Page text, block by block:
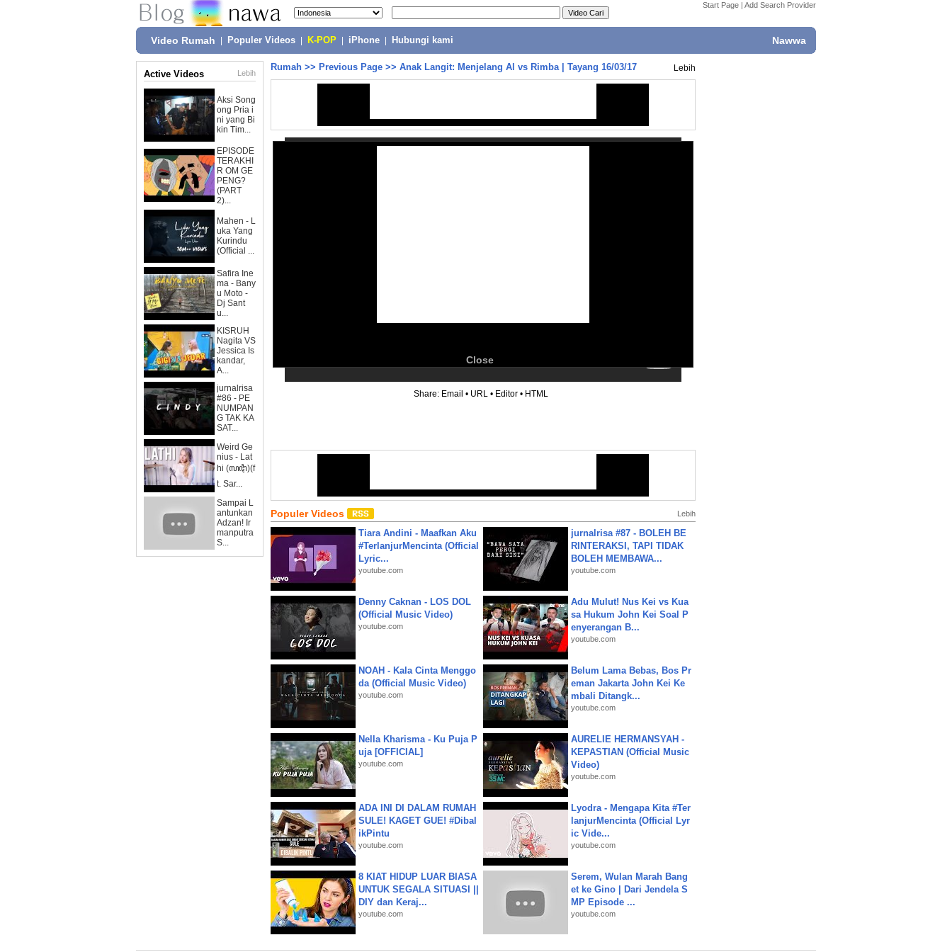
Start Page | Add Search Provider
Video Rumah Populer Videos K-POP iPhone Hubungi kami Nawwa
Active Videos Lebih
Aksi Song
ong Pria i
ni yang Bi
kin Tim...
EPISODE
TERAKHI
R OM GE
PENG?
(PART
2)...
Mahen - L
uka Yang
Kurindu
(Official ...
Safira Ine
ma - Bany
u Moto -
Dj Sant
u...
KISRUH
Nagita VS
Jessica Is
kandar,
A...
jurnalrisa
#86 - PE
NUMPAN
G TAK KA
SAT...
Weird Ge
nius - Lat
hi (ꦭꦛꦶ)(f
t. Sar...
Sampai L
antunkan
Adzan! Ir
manputra
S...
Rumah >> Previous Page >> Anak Langit: Menjelang Al vs Rimba | Tayang 16/03/17 Lebih
Close
Share: Email • URL • Editor • HTML
Populer Videos Lebih
Tiara Andini - Maafkan Aku
#TerlanjurMencinta (Official
Lyric...
youtube.com
jurnalrisa #87 - BOLEH BE
RINTERAKSI, TAPI TIDAK
BOLEH MEMBAWA...
youtube.com
Denny Caknan - LOS DOL
(Official Music Video)
youtube.com
Adu Mulut! Nus Kei vs Kua
sa Hukum John Kei Soal P
enyerangan B...
youtube.com
NOAH - Kala Cinta Menggo
da (Official Music Video)
youtube.com
Belum Lama Bebas, Bos Pr
eman Jakarta John Kei Ke
mbali Ditangk...
youtube.com
Nella Kharisma - Ku Puja P
uja [OFFICIAL]
youtube.com
AURELIE HERMANSYAH -
KEPASTIAN (Official Music
Video)
youtube.com
ADA INI DI DALAM RUMAH
SULE! KAGET GUE! #Dibal
ikPintu
youtube.com
Lyodra - Mengapa Kita #Ter
lanjurMencinta (Official Lyr
ic Vide...
youtube.com
8 KIAT HIDUP LUAR BIASA
UNTUK SEGALA SITUASI ||
DIY dan Keraj...
youtube.com
Serem, Wulan Marah Bang
et ke Gino | Dari Jendela S
MP Episode ...
youtube.com